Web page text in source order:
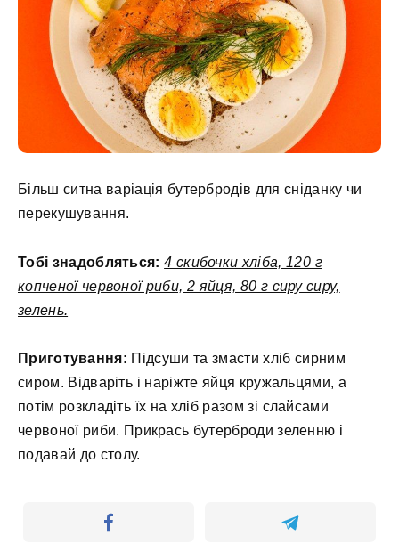
Більш ситна варіація бутербродів для сніданку чи
перекушування.
Тобі знадобляться: 4 скибочки хліба, 120 г
копченої червоної риби, 2 яйця, 80 г сиру сиру,
зелень.
Приготування: Підсуши та змасти хліб сирним
сиром. Відваріть і наріжте яйця кружальцями, а
потім розкладіть їх на хліб разом зі слайсами
червоної риби. Прикрась бутерброди зеленню і
подавай до столу.